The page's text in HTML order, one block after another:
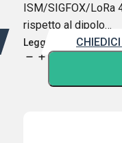
ISM/SIGFOX/LoRa
rispetto al dipolo…
Leggi di più
SIRIO